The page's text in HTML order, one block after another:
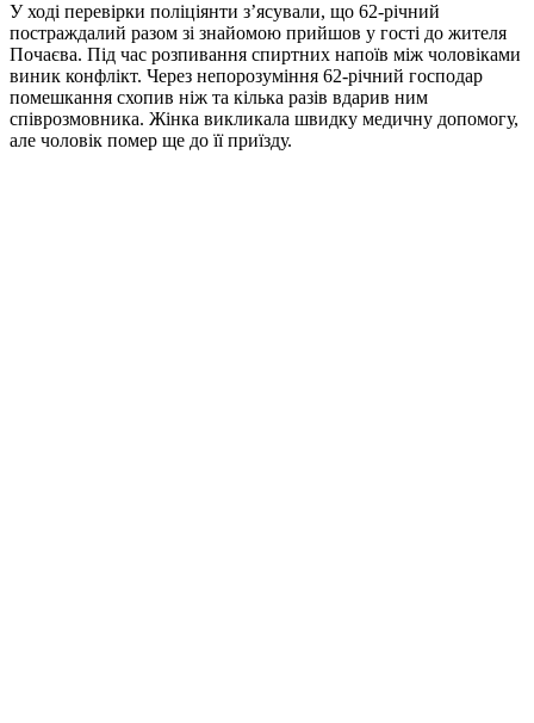
У ході перевірки поліціянти з’ясували, що 62-річний
постраждалий разом зі знайомою прийшов у гості до жителя
Почаєва. Під час розпивання спиртних напоїв між чоловіками
виник конфлікт. Через непорозуміння 62-річний господар
помешкання схопив ніж та кілька разів вдарив ним
співрозмовника. Жінка викликала швидку медичну допомогу,
але чоловік помер ще до її приїзду.